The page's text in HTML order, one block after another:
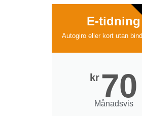
E-tidning
Autogiro eller kort utan
kr 70
Månadsvis